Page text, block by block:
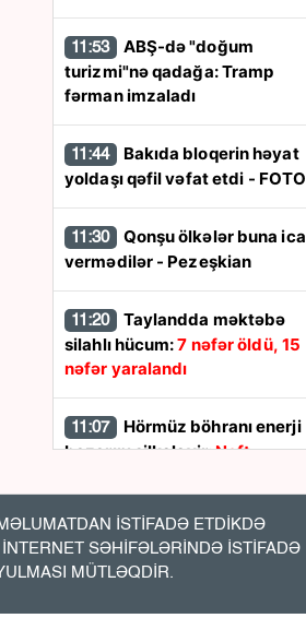
11:53
turizmi"nə qadağa: Tramp
fərman imzaladı
11:44
yoldaşı qəfil vəfat etdi - FOTO
11:30
vermədilər - Pezeşkian
11:20
silahlı hücum:7 nəfər öldü, 15
nəfər yaralandı
11:07
bazarını silkələyir:Neft
11:00
Hindistanda 20 nəfəri
ildırım vurdu
10:44 Ərdoğan Səudiyyə
İSTİFADƏ ETDİKDƏ
SƏHİFƏLƏRİNDƏ İSTİFADƏ
MÜTLƏQDİR.